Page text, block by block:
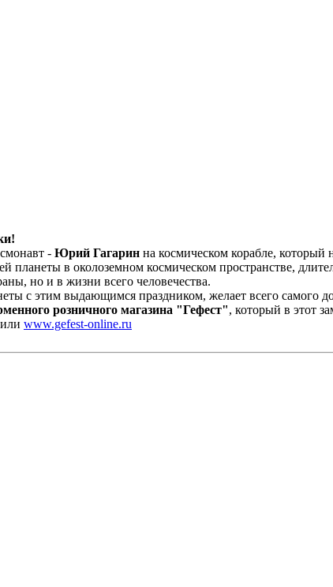
- Юрий Гагарин на космическом корабле,
в околоземном космическом пространстве,
но и в жизни всего человечества.
с этим выдающимся праздником, желает всего самого
розничного магазина "Гефест", который в этот
www.gefest-online.ru